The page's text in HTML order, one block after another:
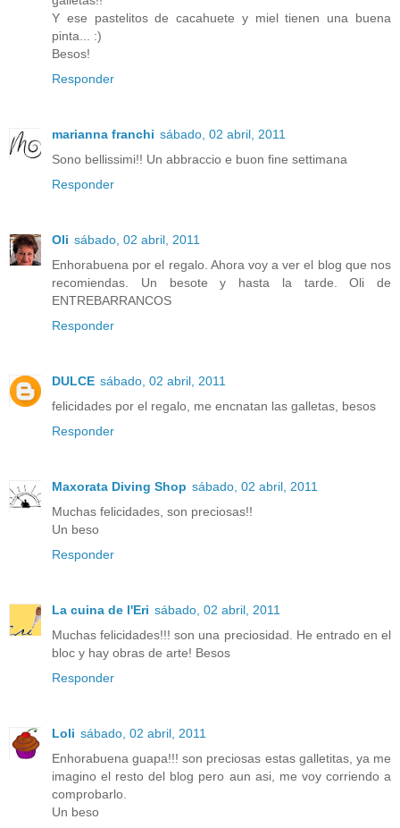
Y ese pastelitos de cacahuete y miel tienen una buena
pinta... :)
Besos!
Responder
marianna franchi sábado, 02 abril, 2011
Sono bellissimi!! Un abbraccio e buon fine settimana
Responder
Oli sábado, 02 abril, 2011
Enhorabuena por el regalo. Ahora voy a ver el blog que nos
recomiendas. Un besote y hasta la tarde. Oli de
ENTREBARRANCOS
Responder
DULCE sábado, 02 abril, 2011
felicidades por el regalo, me encnatan las galletas, besos
Responder
Maxorata Diving Shop sábado, 02 abril, 2011
Muchas felicidades, son preciosas!!
Un beso
Responder
La cuina de l'Eri sábado, 02 abril, 2011
Muchas felicidades!!! son una preciosidad. He entrado en el
bloc y hay obras de arte! Besos
Responder
Loli sábado, 02 abril, 2011
Enhorabuena guapa!!! son preciosas estas galletitas, ya me
imagino el resto del blog pero aun asi, me voy corriendo a
comprobarlo.
Un beso